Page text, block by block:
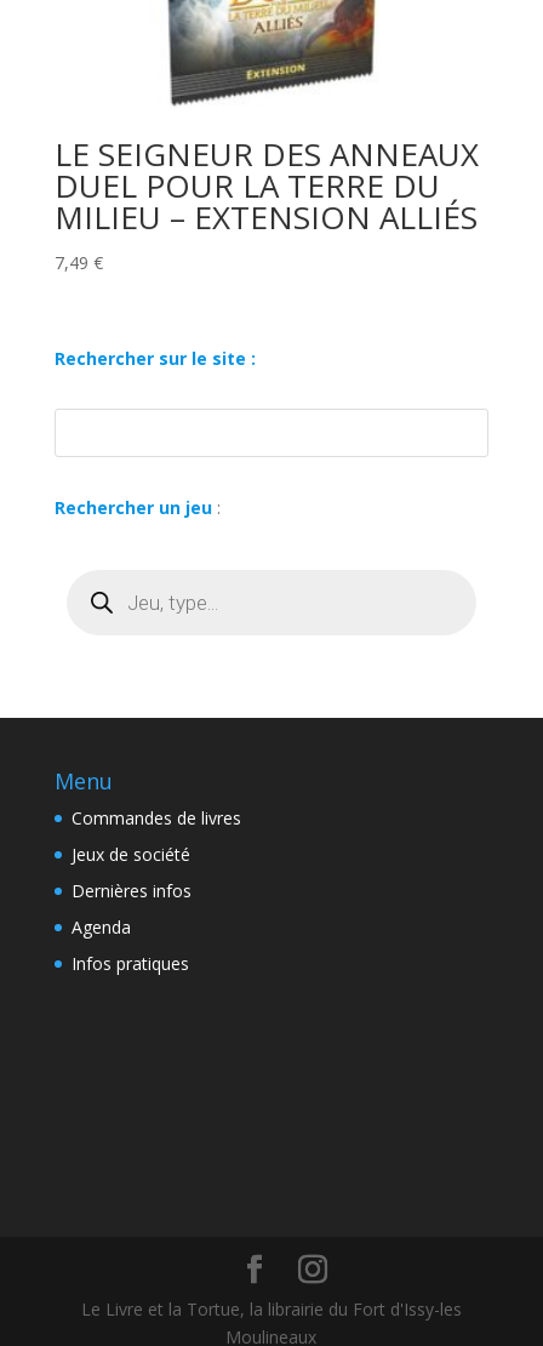
LE SEIGNEUR DES ANNEAUX
DUEL POUR LA TERRE DU
MILIEU – EXTENSION ALLIÉS
7,49 €
Rechercher sur le site :
Rechercher un jeu:
produits
Menu
Commandes de livres
Jeux de société
Dernières infos
Agenda
Infos pratiques
Le Livre et la Tortue, la librairie du Fort d'Issy-les
Moulineaux